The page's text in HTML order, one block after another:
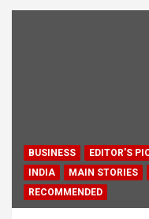
BUSINESS EDITOR'S
INDIA
MAIN STORIES
RECOMMENDED